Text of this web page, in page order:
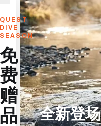
全新登场
QUEST
DIVE
SEASON
免
费
赠
品